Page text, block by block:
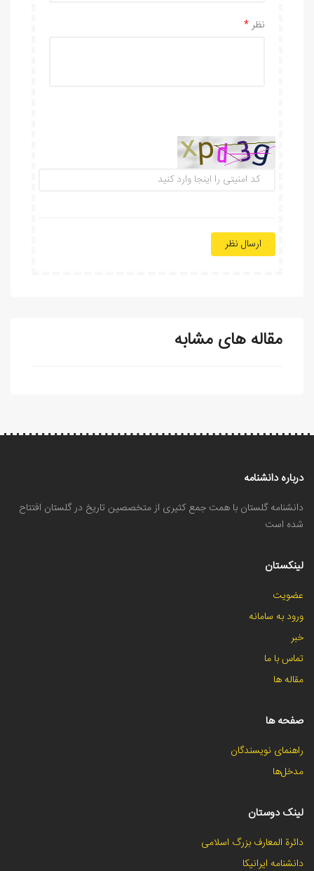
نظر
ارسال نظر
مقاله های مشابه
درباره دانشنامه
دانشنامه گلستان با همت جمع کثیری از متخصصین تاریخ در گلستان افتتاح
شده است
لینکستان
عضویت
ورود به سامانه
خبر
تماس با ما
مقاله ها
صفحه ها
راهنمای نویسندگان
مدخل‌ها
لینک دوستان
دائرة المعارف بزرگ اسلامی
دانشنامه ایرانیکا